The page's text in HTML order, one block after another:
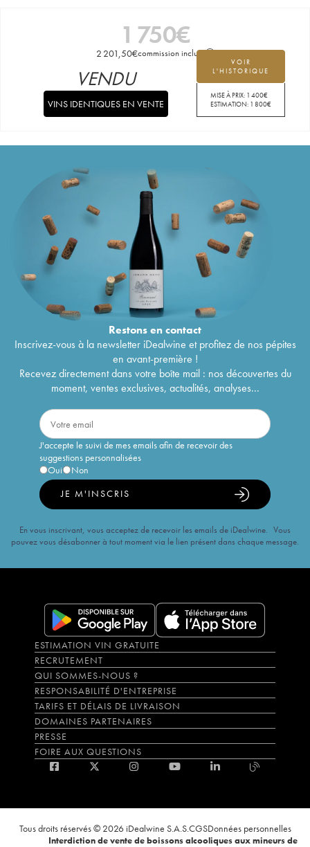
1 750€
2 201,50€commission incluse
VOIR
L'HISTORIQUE
MISE À PRIX: 1 400€
ESTIMATION: 1 800€
VENDU
VINS IDENTIQUES EN VENTE
Restons encontact
Inscrivez-vous à la newsletter iDealwine et profitez de nos pépites
en avant-première !
Recevez directement dans votre boîte mail : nos découvertes du
moment, ventes exclusives, actualités, analyses...
J'accepte le suivi de mes emails afin de recevoir des
suggestions personnalisées
Oui
Non
JE M'INSCRIS
En vous inscrivant, vous acceptez de recevoir les emails de iDealwine. Vous
pouvez vous désabonner à tout moment via le lien présent dans chaque message.
ESTIMATION VIN GRATUITE
RECRUTEMENT
QUI SOMMES-NOUS ?
RESPONSABILITÉ D'ENTREPRISE
TARIFS ET DÉLAIS DE LIVRAISON
DOMAINES PARTENAIRES
PRESSE
FOIRE AUX QUESTIONS
Tous droits réservés © 2026 iDealwine S.A.S.CGSDonnées personnelles
Interdiction de vente de boissons alcooliques aux mineurs de